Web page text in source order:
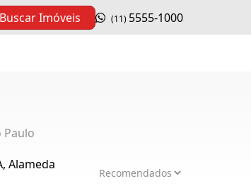
Buscar Imóveis (11) 5555-1000
Paulo
Alameda